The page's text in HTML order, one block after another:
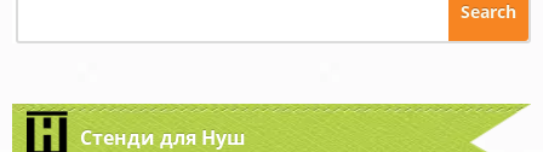
Стенди для Нуш